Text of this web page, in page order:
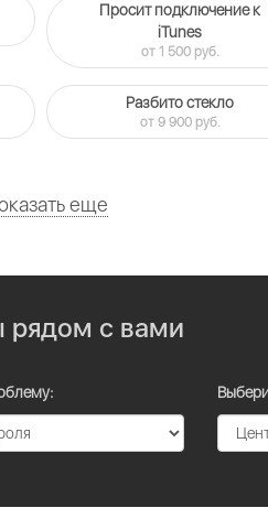
Просит подключение к
iTunes
от 1 500 руб.
Разбито стекло
от 9 900 руб.
еще
рядом с вами